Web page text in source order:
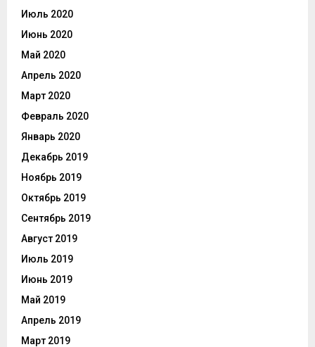
Июль 2020
Июнь 2020
Май 2020
Апрель 2020
Март 2020
Февраль 2020
Январь 2020
Декабрь 2019
Ноябрь 2019
Октябрь 2019
Сентябрь 2019
Август 2019
Июль 2019
Июнь 2019
Май 2019
Апрель 2019
Март 2019